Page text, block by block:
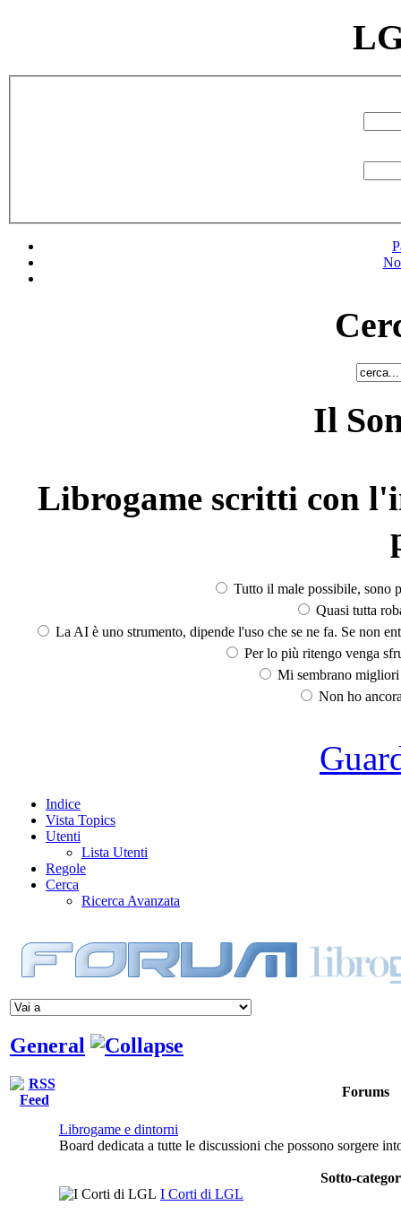
Il
Librogame scritti con
Tutto il male possibile, sono
Quasi tutta
La AI è uno strumento, dipende l'uso che se ne fa. Se non
Per lo più ritengo venga
Mi sembrano
Non ho
Indice
Vista Topics
Utenti
Lista Utenti
Regole
Cerca
Ricerca Avanzata
General
Forums
Librogame e dintorni
Board dedicata a tutte le discussioni che possono sorgere
Sotto-
I Corti di LGL